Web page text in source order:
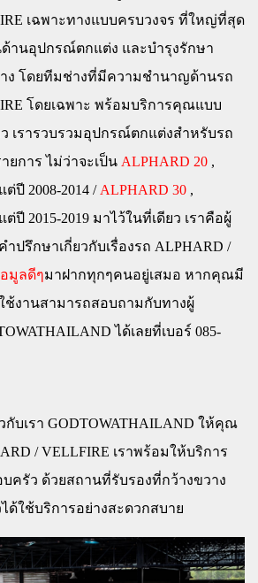
เฉพาะทางแบบครบวงจร ที่ใหญ่ที่สุด
ด้านอุปกรณ์ตกแต่ง และบำรุงรักษา
ง โดยทีมช่างที่มีความชำนาญด้านรถ
โดยเฉพาะ พร้อมบริการคุณแบบ
เรารวบรวมอุปกรณ์ตกแต่งสำหรับรถ
ยการ ไม่ว่าจะเป็น ALPHARD 20 ,
ต่ปี 2008-2014 / ALPHARD 30 ,
ต่ปี 2015-2019 มาไว้ในที่เดียว เราคือผู้
ปรึกษาเกี่ยวกับเรื่องรถ ALPHARD /
มูลดีๆมาฝากทุกๆคนอยู่เสมอ หากคุณมี
ช้งานสามารถสอบถามกับทางผู้
ได้เลยที่เบอร์ 085-
กับเรา GODTOWATHAILAND ให้คุณ
/ VELLFIRE เราพร้อมให้บริการ
ครัว ด้วยสถานที่รับรองที่กว้างขวาง
ใช้บริการอย่างสะดวกสบาย